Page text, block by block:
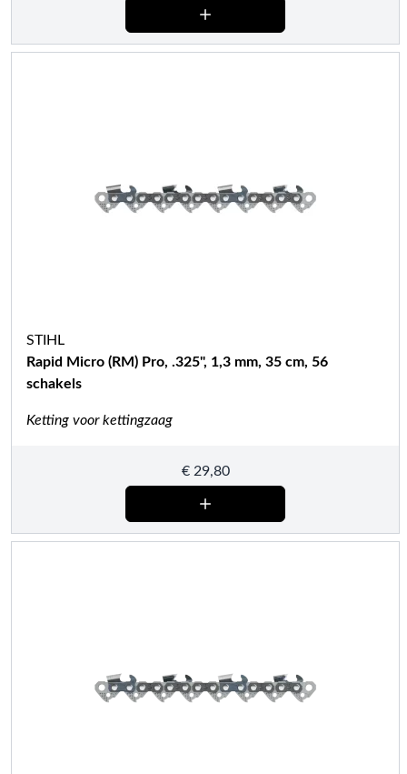
STIHL
Rapid Micro (RM) Pro, .325", 1,3 mm, 35 cm, 56
schakels
Ketting voor kettingzaag
€29,80